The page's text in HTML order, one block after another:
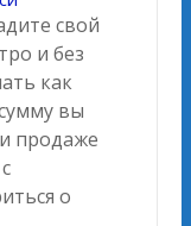
свой
и без
как
вы
продаже
о